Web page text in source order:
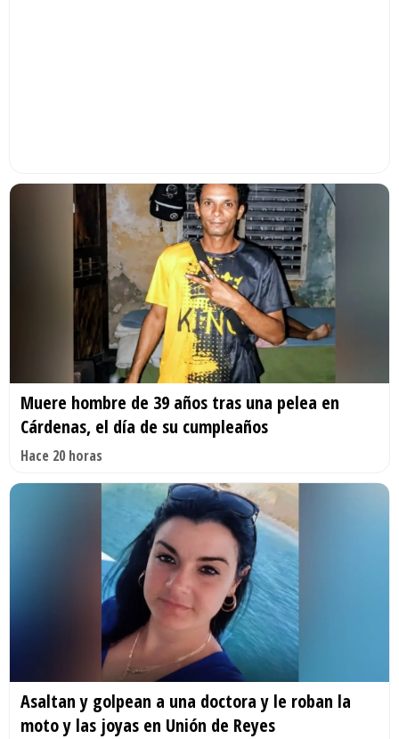
Muere hombre de 39 años tras una pelea en
Cárdenas, el día de su cumpleaños
Hace 20 horas
Asaltan y golpean a una doctora y le roban la
moto y las joyas en Unión de Reyes